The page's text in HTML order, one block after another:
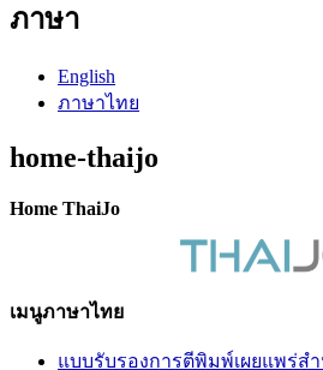
ภาษา
English
ภาษาไทย
home-thaijo
Home ThaiJo
เมนูภาษาไทย
แบบรับรองการตีพิมพ์เผยแพร่ส